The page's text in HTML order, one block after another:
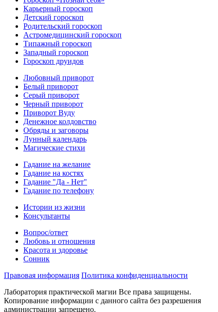
Карьерный гороскоп
Детский гороскоп
Родительский гороскоп
Астромедицинский гороскоп
Типажный гороскоп
Западный гороскоп
Гороскоп друидов
Любовный приворот
Белый приворот
Серый приворот
Черный приворот
Приворот Вуду
Денежное колдовство
Обряды и заговоры
Лунный календарь
Магические стихи
Гадание на желание
Гадание на костях
Гадание "Да - Нет"
Гадание по телефону
Истории из жизни
Консультанты
Вопрос/ответ
Любовь и отношения
Красота и здоровье
Сонник
Правовая информация Политика конфиденциальности
Лаборатория практической магии Все права защищены.
Копирование информации с данного сайта без разрешения
администрации запрещено.